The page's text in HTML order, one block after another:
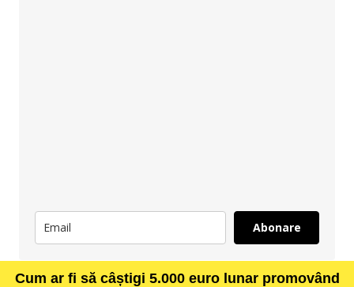
Abonare
Cum ar fi să câștigi 5.000 euro lunar promovând